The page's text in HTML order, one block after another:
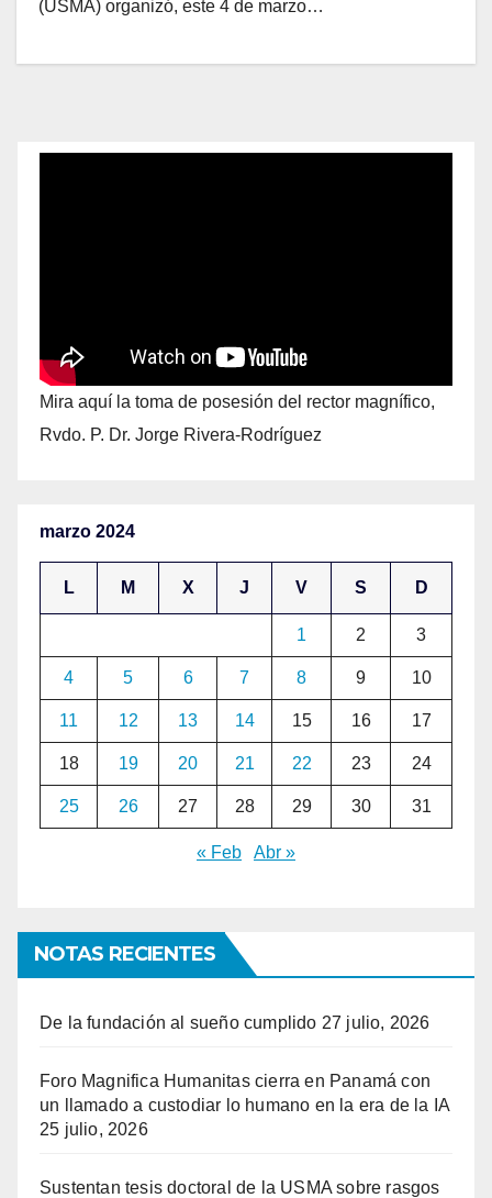
(USMA) organizó, este 4 de marzo…
Mira aquí la toma de posesión del rector magnífico,
Rvdo. P. Dr. Jorge Rivera-Rodríguez
marzo 2024
L M X J V S D
1 2 3
4 5 6 7 8 9 10
11 12 13 14 15 16 17
18 19 20 21 22 23 24
25 26 27 28 29 30 31
« Feb Abr »
NOTAS RECIENTES
De la fundación al sueño cumplido 27 julio, 2026
Foro Magnifica Humanitas cierra en Panamá con
un llamado a custodiar lo humano en la era de la IA
25 julio, 2026
Sustentan tesis doctoral de la USMA sobre rasgos